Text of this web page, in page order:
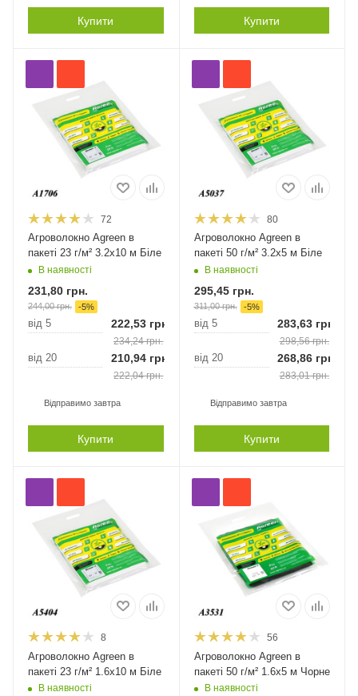
Купити Купити
72
Агроволокно Agreen в
пакеті 23 г/м² 3.2х10 м Біле
В наявності
231,80 грн.
244,00грн. -5%
від 5 222,53 грн.
234,24грн.
від 20 210,94 грн.
222,04грн.
Відправимо завтра
Купити
80
Агроволокно Agreen в
пакеті 50 г/м² 3.2х5 м Біле
В наявності
295,45грн.
311,00грн. -5%
від 5 283,63грн.
298,56грн.
від 20 268,86грн.
283,01грн.
Відправимо завтра
Купити
8
Агроволокно Agreen в
пакеті 23 г/м² 1.6х10 м Біле
В наявності
56
Агроволокно Agreen в
пакеті 50 г/м² 1.6х5 м Чорне
В наявності